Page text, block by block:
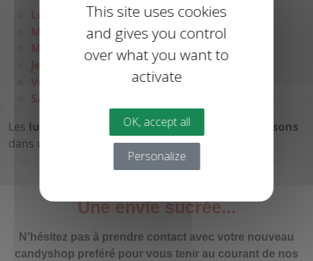
This site uses cookies
and gives you control
over what you want to
activate
OK, accept all
Personalize
Lundi : 14h-18h
Mardi : 9h-12h / 14h-18h
Mercredi : 9h-12h / 14h-18h
Jeudi : 14h-18h
Vendredi : 9h-12h / 14h-18h
Samedi : 9h-12h / 14h-18h
Les lundi jeudi matinssont réservés aux
livraisons
dans un secteur de 25 km autour de Bours
Une envie sucrée...
N'hésitez pas à prendre contact avec votre nouveau
candyshop preféré pour vous tenir au courant de nos